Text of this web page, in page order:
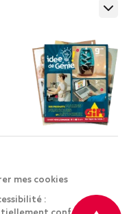
mes cookies
: